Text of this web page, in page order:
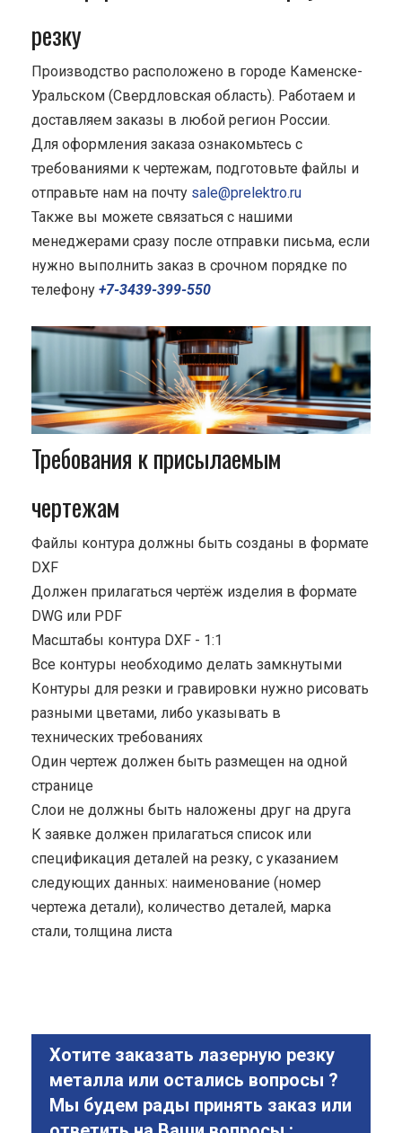
резку
Производство расположено в городе Каменске-
Уральском (Свердловская область). Работаем и
доставляем заказы в любой регион России.
Для оформления заказа ознакомьтесь с
требованиями к чертежам, подготовьте файлы и
отправьте нам на почту sale@prelektro.ru
Также вы можете связаться с нашими
менеджерами сразу после отправки письма, если
нужно выполнить заказ в срочном порядке по
телефону +7-3439-399-550
Требования к присылаемым
чертежам
Файлы контура должны быть созданы в формате
DXF
Должен прилагаться чертёж изделия в формате
DWG или PDF
Масштабы контура DXF - 1:1
Все контуры необходимо делать замкнутыми
Контуры для резки и гравировки нужно рисовать
разными цветами, либо указывать в
технических требованиях
Один чертеж должен быть размещен на одной
странице
Cлои не должны быть наложены друг на друга
К заявке должен прилагаться список или
спецификация деталей на резку, с указанием
следующих данных: наименование (номер
чертежа детали), количество деталей, марка
стали, толщина листа
Хотите заказать лазерную резку
металла или остались вопросы ?
Мы будем рады принять заказ или